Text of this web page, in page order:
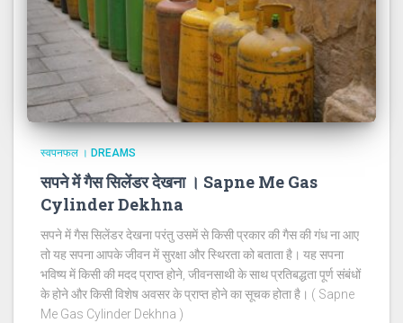
स्वपनफल । DREAMS
सपने में गैस सिलेंडर देखना । Sapne Me Gas
Cylinder Dekhna
सपने में गैस सिलेंडर देखना परंतु उसमें से किसी प्रकार की गैस की गंध ना आए
तो यह सपना आपके जीवन में सुरक्षा और स्थिरता को बताता है। यह सपना
भविष्य में किसी की मदद प्राप्त होने, जीवनसाथी के साथ प्रतिबद्धता पूर्ण संबंधों
के होने और किसी विशेष अवसर के प्राप्त होने का सूचक होता है। ( Sapne
Me Gas Cylinder Dekhna )